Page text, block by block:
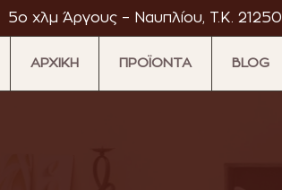
5ο χλμ Άργους – Ναυπλίου, T.K. 21250
ΑΡΧΙΚΗ ΠΡΟΪΟΝΤΑ BLOG